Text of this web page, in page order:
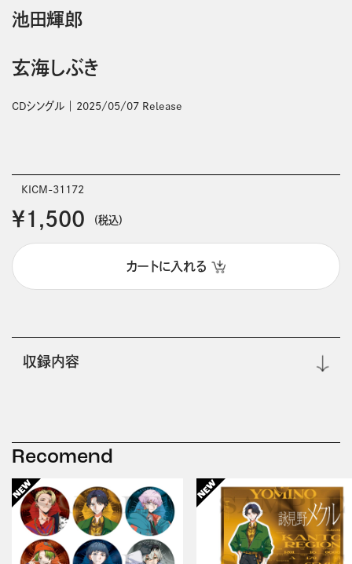
池田輝郎
玄海しぶき
CDシングル 2025/05/07 Release
KICM-31172
￥1,500 (税込)
カートに入れる
収録内容
Recomend